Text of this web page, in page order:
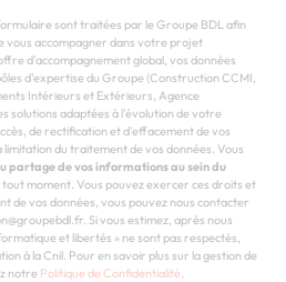
sont traitées par le Groupe BDL afin
vous accompagner dans votre projet
d'accompagnement global, vos données
d'expertise du Groupe (Construction CCMI,
Intérieurs et Extérieurs, Agence
solutions adaptées à l'évolution de votre
de rectification et d'effacement de vos
du traitement de vos données. Vous
partage de vos informations au sein du
tout moment. Vous pouvez exercer ces droits et
de vos données, vous pouvez nous contacter
Si vous estimez, après nous
et libertés » ne sont pas respectés,
à la Cnil. Pour en savoir plus sur la gestion de
notre Politique de Confidentialité